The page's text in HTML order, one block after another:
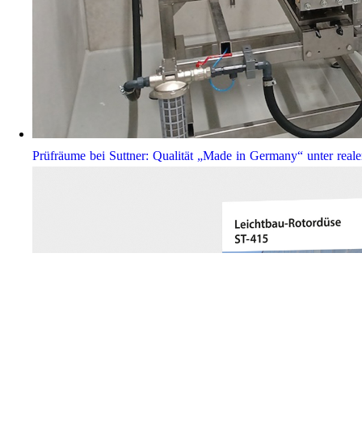
Prüfräume bei Suttner: Qualität „Made in Germany“ unter